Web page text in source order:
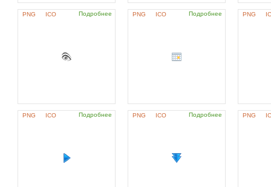
PNG ICO Подробнее PNG ICO Подробнее PNG
PNG ICO Подробнее PNG ICO Подробнее PNG